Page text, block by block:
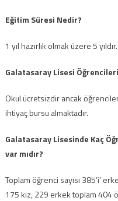
Eğitim Süresi Nedir?
1 yıl hazırlık olmak üzere 5 yıldır.
Galatasaray Lisesi
Okul ücretsizdir ancak
ihtiyaç bursu almaktadır.
Galatasaray Lisesinde Kaç
var mıdır?
Toplam öğrenci sayısı 385’i’
175 kız, 229 erkek toplam 404